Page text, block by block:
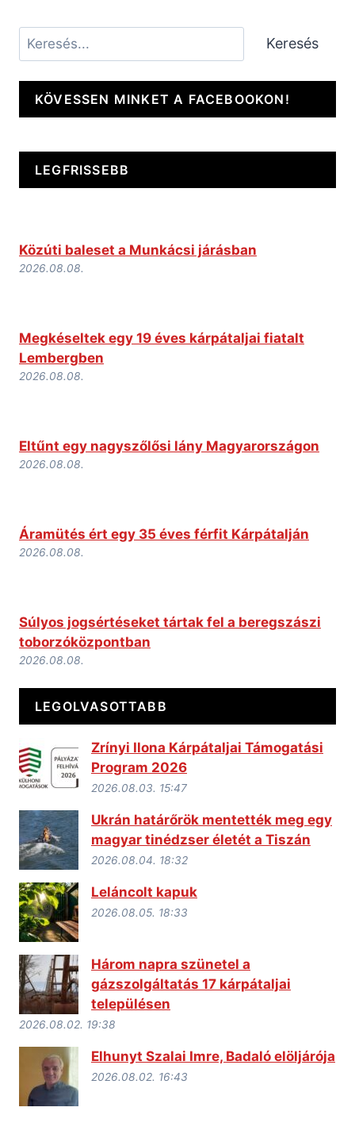
Keresés Keresés
KÖVESSEN MINKET A FACEBOOKON!
LEGFRISSEBB
Közúti baleset a Munkácsi járásban
2026.08.08.
Megkéseltek egy 19 éves kárpátaljai fiatalt
Lembergben
2026.08.08.
Eltűnt egy nagyszőlősi lány Magyarországon
2026.08.08.
Áramütés ért egy 35 éves férfit Kárpátalján
2026.08.08.
Súlyos jogsértéseket tártak fel a beregszászi
toborzóközpontban
2026.08.08.
LEGOLVASOTTABB
Zrínyi Ilona Kárpátaljai Támogatási
Program 2026
2026.08.03. 15:47
Ukrán határőrök mentették meg egy
magyar tinédzser életét a Tiszán
2026.08.04. 18:32
Leláncolt kapuk
2026.08.05. 18:33
Három napra szünetel a
gázszolgáltatás 17 kárpátaljai
településen
2026.08.02. 19:38
Elhunyt Szalai Imre, Badaló elöljárója
2026.08.02. 16:43